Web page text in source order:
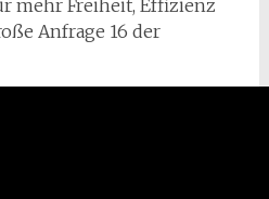
mehr Freiheit, Effizienz
Anfrage 16 der